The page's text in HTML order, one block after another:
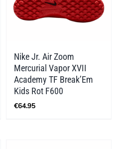
Nike Jr. Air Zoom
Mercurial Vapor XVII
Academy TF Break’Em
Kids Rot F600
€64.95